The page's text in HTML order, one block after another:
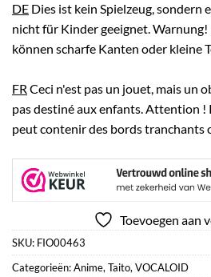
DE Dies ist kein Spielzeug, sondern
nicht für Kinder geeignet. Warnung!
können scharfe Kanten oder kleine
FR Ceci n'est pas un jouet, mais un
pas destiné aux enfants. Attention
peut contenir des bords tranchants
Toevoegen aan
SKU: FIO00463
Categorieën:Anime, Taito, VOCALOID